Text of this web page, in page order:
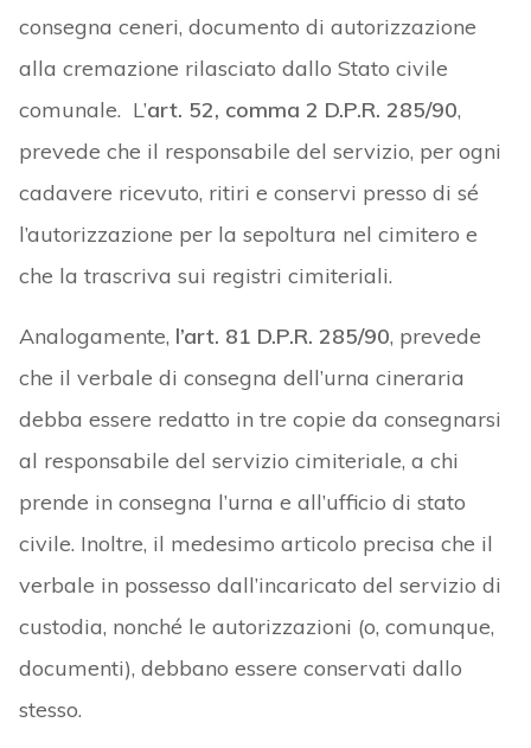
consegna ceneri, documento di autorizzazione
alla cremazione rilasciato dallo Stato civile
comunale. L’art. 52, comma 2 D.P.R. 285/90,
prevede che il responsabile del servizio, per ogni
cadavere ricevuto, ritiri e conservi presso di sé
l’autorizzazione per la sepoltura nel cimitero e
che la trascriva sui registri cimiteriali.
Analogamente, l’art. 81 D.P.R. 285/90, prevede
che il verbale di consegna dell’urna cineraria
debba essere redatto in tre copie da consegnarsi
al responsabile del servizio cimiteriale, a chi
prende in consegna l’urna e all’ufficio di stato
civile. Inoltre, il medesimo articolo precisa che il
verbale in possesso dall’incaricato del servizio di
custodia, nonché le autorizzazioni (o, comunque,
documenti), debbano essere conservati dallo
stesso.